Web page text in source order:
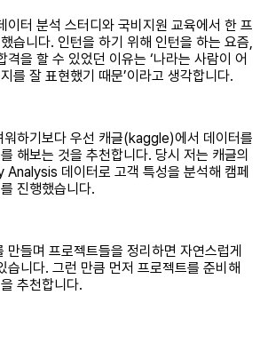
이터 분석 스터디와 국비지원 교육에서 한 프
습니다. 인턴을 하기 위해 인턴을 하는 요즘,
을 할 수 있었던 이유는 ‘나라는 사람이 어
를 잘 표현했기 때문’이라고 생각합니다.
워하기보다 우선 캐글(kaggle)에서 데이터를
해보는 것을 추천합니다. 당시 저는 캐글의
데이터로 고객 특성을 분석해 캠페
진행했습니다.
들며 프로젝트들을 정리하면 자연스럽게
습니다. 그런 만큼 먼저 프로젝트를 준비해
추천합니다.